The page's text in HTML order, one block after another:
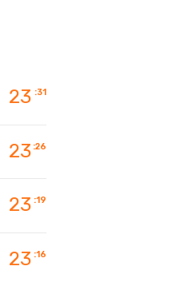
23 :31
23 :26
23 :19
23 :16